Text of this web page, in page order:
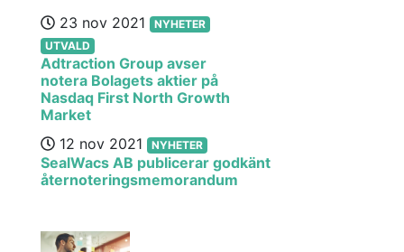
23 nov 2021
NYHETER
UTVALD
Adtraction Group avser
notera Bolagets aktier på
Nasdaq First North Growth
Market
12 nov 2021
NYHETER
SealWacs AB publicerar godkänt
åternoteringsmemorandum